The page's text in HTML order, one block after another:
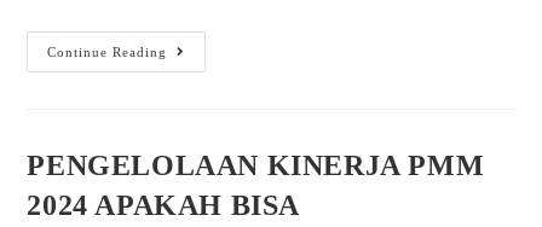
Continue Reading
PENGELOLAAN KINERJA PMM
2024 APAKAH BISA